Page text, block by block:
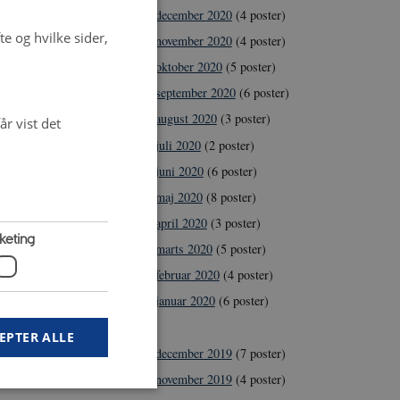
enkelte
det ses i
og
af
december 2020(4 poster)
november 2020(4 poster)
oktober 2020(5 poster)
september 2020(6 poster)
august 2020(3 poster)
juli 2020(2 poster)
juni 2020(6 poster)
maj 2020(8 poster)
april 2020(3 poster)
marts 2020(5 poster)
februar 2020(4 poster)
januar 2020(6 poster)
december 2019(7 poster)
november 2019(4 poster)
og hvilke sider,
vist det
ALLE